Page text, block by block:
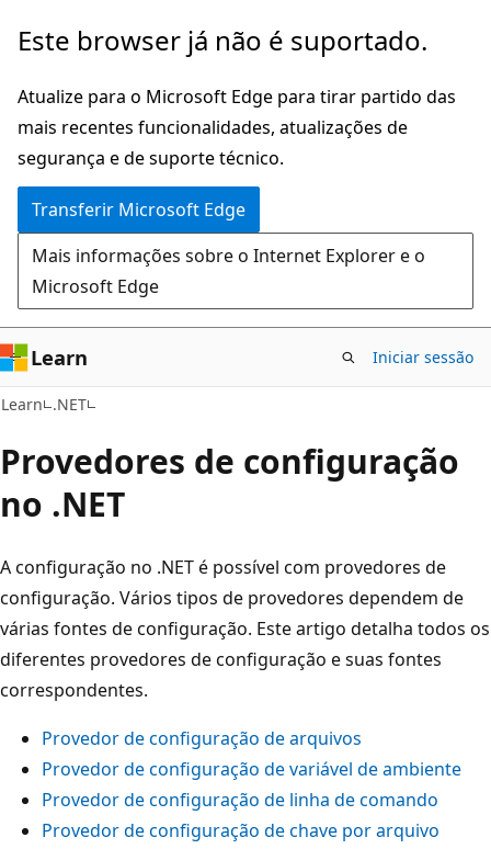
Saltar
o
conteúdo
principal
Este browser já não é suportado.
Atualize para o Microsoft Edge para tirar partido das
mais recentes funcionalidades, atualizações de
segurança e de suporte técnico.
Transferir Microsoft Edge
Mais informações sobre o Internet Explorer e o
Microsoft Edge
Learn Iniciar sessão
Learn .NET
Provedores de configuração
no .NET
A configuração no .NET é possível com provedores de
configuração. Vários tipos de provedores dependem de
várias fontes de configuração. Este artigo detalha todos os
diferentes provedores de configuração e suas fontes
correspondentes.
Provedor de configuração de arquivos
Provedor de configuração de variável de ambiente
Provedor de configuração de linha de comando
Provedor de configuração de chave por arquivo